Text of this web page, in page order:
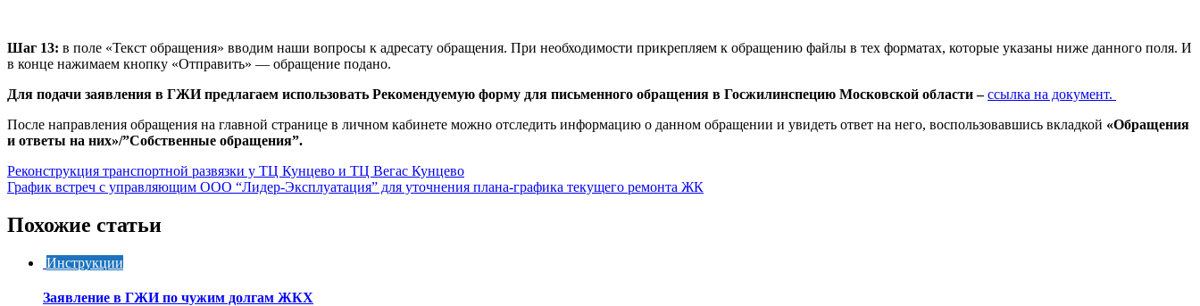
Шаг 13: в поле «Текст обращения» вводим наши вопросы к адресату обращения. При необходимости прикрепляем к обращению файлы в тех форматах, которые указаны ниже данного поля. И
в конце нажимаем кнопку «Отправить» — обращение подано.
Для подачи заявления в ГЖИ предлагаем использовать Рекомендуемую форму для письменного обращения в Госжилинспецию Московской области – ссылка на документ.
После направления обращения на главной странице в личном кабинете можно отследить информацию о данном обращении и увидеть ответ на него, воспользовавшись вкладкой «Обращения
и ответы на них»/”Собственные обращения”.
Навигация
по
записям
Реконструкция транспортной развязки у ТЦ Кунцево и ТЦ Вегас Кунцево
График встреч с управляющим ООО “Лидер-Эксплуатация” для уточнения плана-графика текущего ремонта ЖК
Похожие статьи
Инструкции
Заявление в ГЖИ по чужим долгам ЖКХ